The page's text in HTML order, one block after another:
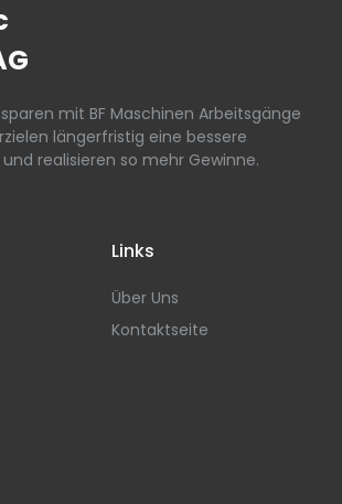
mit BF Maschinen Arbeitsgänge
längerfristig eine bessere
realisieren so mehr Gewinne.
Links
Über Uns
Kontaktseite